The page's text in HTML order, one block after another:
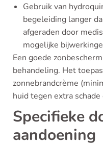
Gebruik van
begeleiding langer
afgeraden door
mogelijke
Een goede
behandeling. Het
zonnebrandcrème
huid tegen extra
Specifieke
aandoening